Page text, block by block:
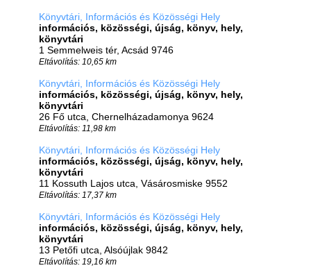
Könyvtári, Információs és Közösségi Hely
információs, közösségi, újság, könyv, hely,
könyvtári
1 Semmelweis tér, Acsád 9746
Eltávolítás: 10,65 km
Könyvtári, Információs és Közösségi Hely
információs, közösségi, újság, könyv, hely,
könyvtári
26 Fő utca, Chernelházadamonya 9624
Eltávolítás: 11,98 km
Könyvtári, Információs és Közösségi Hely
információs, közösségi, újság, könyv, hely,
könyvtári
11 Kossuth Lajos utca, Vásárosmiske 9552
Eltávolítás: 17,37 km
Könyvtári, Információs és Közösségi Hely
információs, közösségi, újság, könyv, hely,
könyvtári
13 Petőfi utca, Alsóújlak 9842
Eltávolítás: 19,16 km